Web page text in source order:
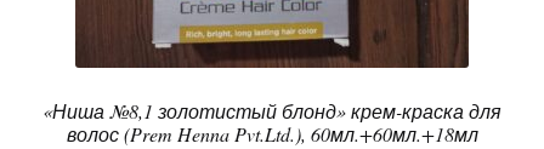
«Ниша №8,1 золотистый блонд» крем-краска для
волос (Prem Henna Pvt.Ltd.), 60мл.+60мл.+18мл